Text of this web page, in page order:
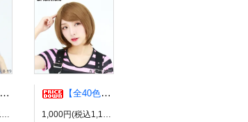
1,000円(税込1,100円)
【全40色】エッグショート コスプレウィッグ ブライトララ
1,000円(税込1,100円)